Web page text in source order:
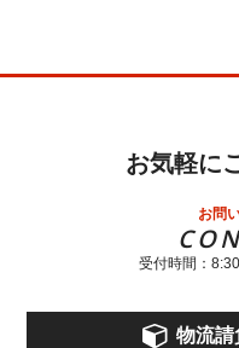
お気軽に
お問
受付時間：
物流請